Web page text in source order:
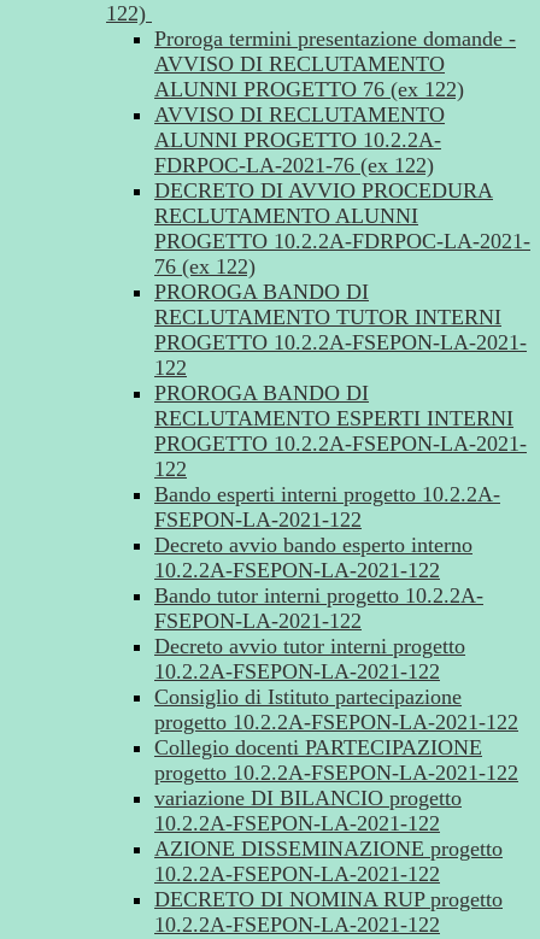
122)
Proroga termini presentazione domande -
AVVISO DI RECLUTAMENTO
ALUNNI PROGETTO 76 (ex 122)
AVVISO DI RECLUTAMENTO
ALUNNI PROGETTO 10.2.2A-
FDRPOC-LA-2021-76 (ex 122)
DECRETO DI AVVIO PROCEDURA
RECLUTAMENTO ALUNNI
PROGETTO 10.2.2A-FDRPOC-LA-2021-
76 (ex 122)
PROROGA BANDO DI
RECLUTAMENTO TUTOR INTERNI
PROGETTO 10.2.2A-FSEPON-LA-2021-
122
PROROGA BANDO DI
RECLUTAMENTO ESPERTI INTERNI
PROGETTO 10.2.2A-FSEPON-LA-2021-
122
Bando esperti interni progetto 10.2.2A-
FSEPON-LA-2021-122
Decreto avvio bando esperto interno
10.2.2A-FSEPON-LA-2021-122
Bando tutor interni progetto 10.2.2A-
FSEPON-LA-2021-122
Decreto avvio tutor interni progetto
10.2.2A-FSEPON-LA-2021-122
Consiglio di Istituto partecipazione
progetto 10.2.2A-FSEPON-LA-2021-122
Collegio docenti PARTECIPAZIONE
progetto 10.2.2A-FSEPON-LA-2021-122
variazione DI BILANCIO progetto
10.2.2A-FSEPON-LA-2021-122
AZIONE DISSEMINAZIONE progetto
10.2.2A-FSEPON-LA-2021-122
DECRETO DI NOMINA RUP progetto
10.2.2A-FSEPON-LA-2021-122